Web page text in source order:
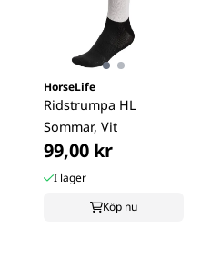
HorseLife
Ridstrumpa HL
Sommar, Vit
99,00 kr
I lager
Köp nu